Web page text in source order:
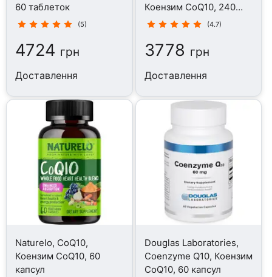
60 таблеток
(5)
4724 грн
Доставлення
Коензим CoQ10, 240
капсул
(4.7)
3778 грн
Доставлення
Naturelo, CoQ10,
Коензим CoQ10, 60
капсул
Douglas Laboratories,
Coenzyme Q10, Коензим
CoQ10, 60 капсул